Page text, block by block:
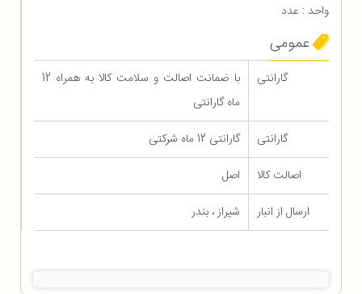
واحد : عدد
عمومی
گارانتی
با ضمانت اصالت و سلامت کالا به همراه 12
ماه گارانتی
گارانتی
گارانتی 12 ماه شرکتی
اصالت کالا
اصل
ارسال از انبار
شیراز ، بندر